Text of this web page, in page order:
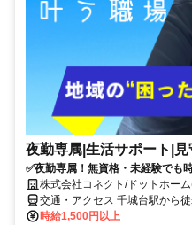
夜勤専属|生活サポート|
✅夜勤専属！無資格・未経験でも
株式会社コネクト/ドットホー
1
交通・アクセス 千城台駅から
時給1,500円以上